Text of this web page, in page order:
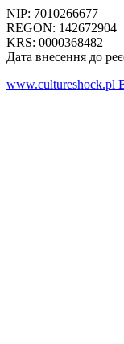
NIP: 7010266677
REGON: 142672904
KRS: 0000368482
Дата внесення до
www.cultureshock.pl